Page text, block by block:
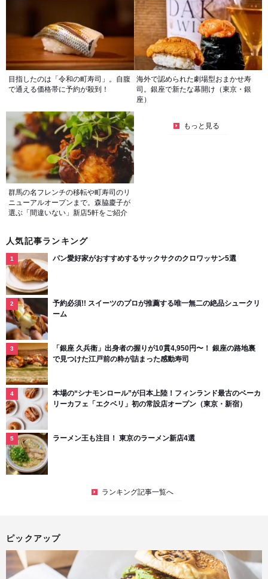
目指したのは「令和の町寿司」。自腹
で通える価格帯に予約が殺到！
海外で認められた劇場型おまかせ寿
司。銀座で新たな幕開け（東京・銀
座）
群馬の名フレンチの移転や町寿司のリ
ニューアルオープンまで。森脇慶子が
選ぶ「間違いない」新店5軒をご紹介
もっと見る
人気記事ランキング
パン愛好家がおすすめするサックサクのクロワッサン5選
予約必須!! スイーツのプロが推薦する唯一無二の絶品シュークリ
ーム
「銀座 久兵衛」出身者の握りが10貫4,950円〜！ 銀座の路地裏
で見つけた江戸前の粋が詰まった感動寿司
本場の“シナモンロール”が日本上陸！フィンランド最古のベーカ
リーカフェ「エクベリ」初の常設店オープン（東京・新宿）
ラーメン王も注目！ 東京のラーメン新店4選
ランキング記事一覧へ
ピックアップ